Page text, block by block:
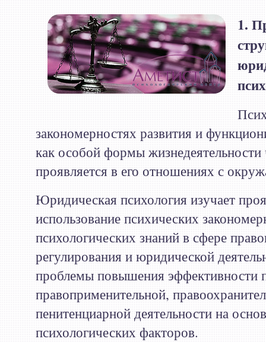
1.
закономерностях развития и
как особой формы жизнедеятельности
проявляется в его отношениях с
Юридическая психология изучает
использование психических
психологических знаний в сфере
регулирования и юридической
проблемы повышения эффективности
правоприменительной,
пенитенциарной деятельности на
психологических факторов.